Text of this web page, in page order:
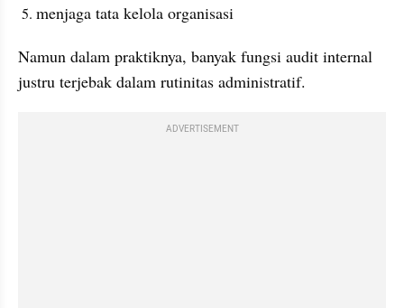
menjaga tata kelola organisasi
Namun dalam praktiknya, banyak fungsi audit internal
justru terjebak dalam rutinitas administratif.
ADVERTISEMENT